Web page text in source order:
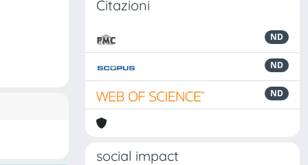
Citazioni
ND
ND
ND
social impact